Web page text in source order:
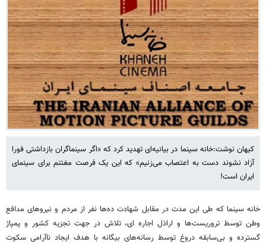
کیهان نوشت:خانه سینما در بیانیه‌ای تهدید کرد که «اگر سینماگران بازداشتی فورا
آزاد نشوند دست به اعتصاب می‌زنیم» که این یک فرصت مغتنم برای سینمای
ایران است!
خانه سینما که طی این مدت در مقابل شهادت ده‌ها نفر از مردم و نیروهای مدافع
وطن توسط تروریست‌ها و اراذل اجاره ای، تلاش در جهت تجزیه کشور و پمپاژ
گسترده و بی‌سابقه دروغ توسط رسانه‌های بیگانه با هدف ایجاد ناآرامی سکوت